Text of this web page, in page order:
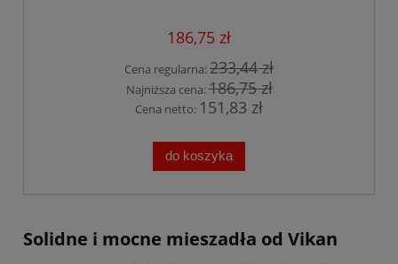
186,75 zł
Cena regularna:233,44 zł
Najniższa cena:186,75 zł
Cena netto: 151,83 zł
do koszyka
Solidne i mocne mieszadła od Vikan